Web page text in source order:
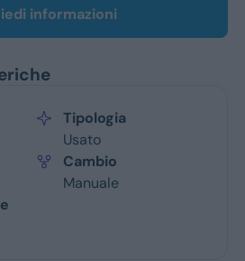
Ford
informazioni
Tipologia
Usato
Cambio
Manuale